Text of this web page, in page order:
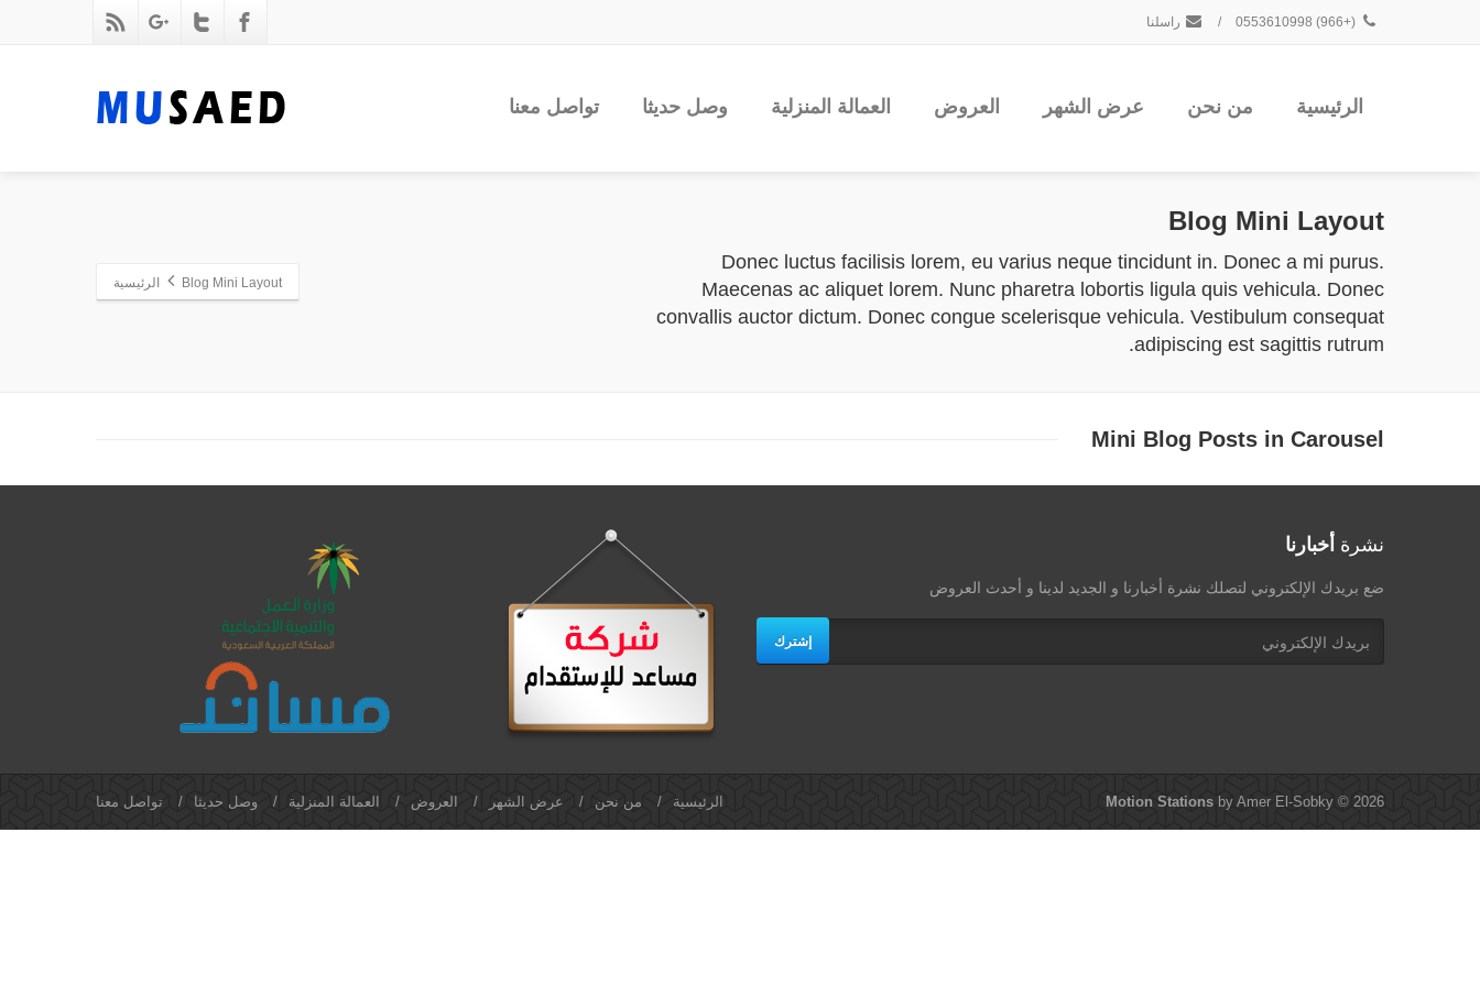
(+966) 0553610998
/ راسلنا
الرئيسية من نحن عرض الشهر العروض العمالة المنزلية وصل حديثا تواصل معنا
Blog Mini Layout
Donec luctus facilisis lorem, eu varius neque tincidunt in. Donec a mi purus.
Maecenas ac aliquet lorem. Nunc pharetra lobortis ligula quis vehicula. Donec
convallis auctor dictum. Donec congue scelerisque vehicula. Vestibulum consequat
adipiscing est sagittis rutrum.
Blog Mini Layout الرئيسية
Mini Blog Posts in Carousel
نشرة أخبارنا
ضع بريدك الإلكتروني لتصلك نشرة أخبارنا و الجديد لدينا و أحدث العروض
إشترك
Motion Stations by Amer El-Sobky © 2026 الرئيسية / من نحن / عرض الشهر / العروض / العمالة المنزلية / وصل حديثا / تواصل معنا